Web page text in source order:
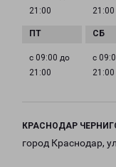
21:00
21:00
с 09:00 до
21:00
с
21:00
КРАСНОДАР
город Краснодар,